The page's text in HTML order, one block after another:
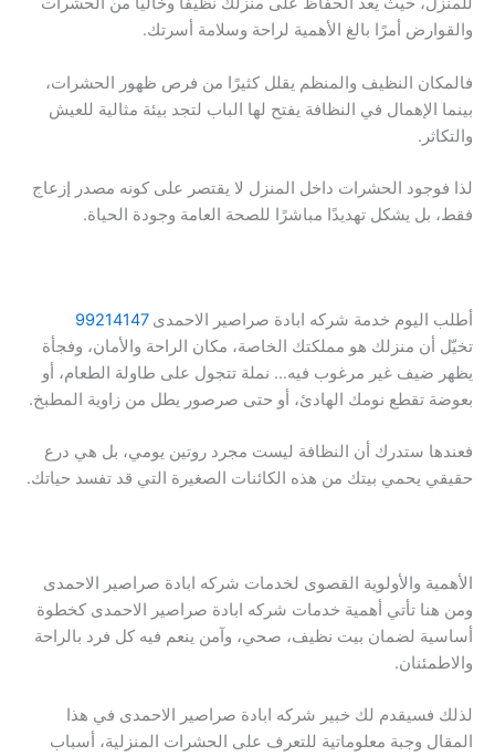
والقوارض أمرًا بالغ الأهمية لراحة وسلامة أسرتك.
فالمكان النظيف والمنظم يقلل كثيرًا من فرص ظهور الحشرات،
بينما الإهمال في النظافة يفتح لها الباب لتجد بيئة مثالية للعيش
والتكاثر.
لذا فوجود الحشرات داخل المنزل لا يقتصر على كونه مصدر إزعاج
فقط، بل يشكل تهديدًا مباشرًا للصحة العامة وجودة الحياة.
أطلب اليوم خدمة شركه ابادة صراصير الاحمدى99214147
تخيّل أن منزلك هو مملكتك الخاصة، مكان الراحة والأمان، وفجأة
يظهر ضيف غير مرغوب فيه… نملة تتجول على طاولة الطعام، أو
بعوضة تقطع نومك الهادئ، أو حتى صرصور يطل من زاوية المطبخ.
فعندها ستدرك أن النظافة ليست مجرد روتين يومي، بل هي درع
حقيقي يحمي بيتك من هذه الكائنات الصغيرة التي قد تفسد حياتك.
الأهمية والأولوية القصوى لخدمات شركه ابادة صراصير الاحمدى
ومن هنا تأتي أهمية خدمات شركه ابادة صراصير الاحمدى كخطوة
أساسية لضمان بيت نظيف، صحي، وآمن ينعم فيه كل فرد بالراحة
والاطمئنان.
لذلك فسيقدم لك خبير شركه ابادة صراصير الاحمدى في هذا
المقال وجبة معلوماتية للتعرف على الحشرات المنزلية، أسباب